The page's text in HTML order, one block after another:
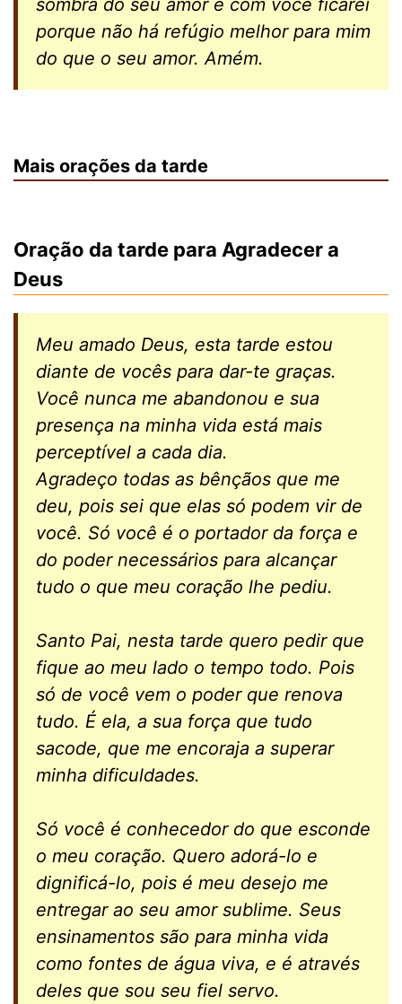
porque não há refúgio melhor para mim
do que o seu amor. Amém.
Mais orações da tarde
Oração da tarde para Agradecer a
Deus
Meu amado Deus, esta tarde estou
diante de vocês para dar-te graças.
Você nunca me abandonou e sua
presença na minha vida está mais
perceptível a cada dia.
Agradeço todas as bênçãos que me
deu, pois sei que elas só podem vir de
você. Só você é o portador da força e
do poder necessários para alcançar
tudo o que meu coração lhe pediu.
Santo Pai, nesta tarde quero pedir que
fique ao meu lado o tempo todo. Pois
só de você vem o poder que renova
tudo. É ela, a sua força que tudo
sacode, que me encoraja a superar
minha dificuldades.
Só você é conhecedor do que esconde
o meu coração. Quero adorá-lo e
dignificá-lo, pois é meu desejo me
entregar ao seu amor sublime. Seus
ensinamentos são para minha vida
como fontes de água viva, e é através
deles que sou seu fiel servo.